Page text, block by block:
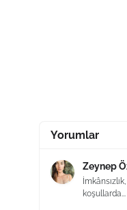
Yorumlar
Zeynep
koşullarda...